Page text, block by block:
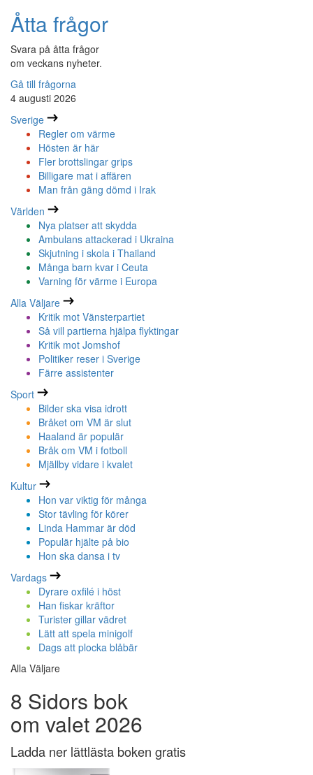
Åtta frågor
Svara på åtta frågor
om veckans nyheter.
Gå till frågorna
4 augusti 2026
Sverige
Regler om värme
Hösten är här
Fler brottslingar grips
Billigare mat i affären
Man från gäng dömd i Irak
Världen
Nya platser att skydda
Ambulans attackerad i Ukraina
Skjutning i skola i Thailand
Många barn kvar i Ceuta
Varning för värme i Europa
Alla Väljare
Kritik mot Vänsterpartiet
Så vill partierna hjälpa flyktingar
Kritik mot Jomshof
Politiker reser i Sverige
Färre assistenter
Sport
Bilder ska visa idrott
Bråket om VM är slut
Haaland är populär
Bråk om VM i fotboll
Mjällby vidare i kvalet
Kultur
Hon var viktig för många
Stor tävling för körer
Linda Hammar är död
Populär hjälte på bio
Hon ska dansa i tv
Vardags
Dyrare oxfilé i höst
Han fiskar kräftor
Turister gillar vädret
Lätt att spela minigolf
Dags att plocka blåbär
Alla Väljare
8 Sidors bok
om valet 2026
Ladda ner lättlästa boken gratis